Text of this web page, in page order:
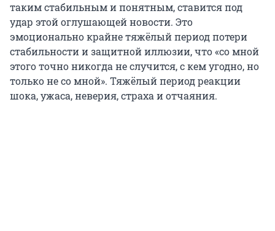
таким стабильным и понятным, ставится под
удар этой оглушающей новости. Это
эмоционально крайне тяжёлый период потери
стабильности и защитной иллюзии, что «со мной
этого точно никогда не случится, с кем угодно, но
только не со мной». Тяжёлый период реакции
шока, ужаса, неверия, страха и отчаяния.